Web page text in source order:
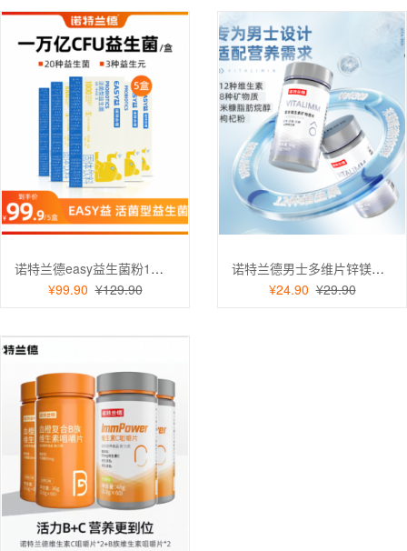
诺特兰德easy益生菌粉1万亿CFU益生菌活菌型成人肠胃益生元 1万亿益生菌 5盒
¥99.90 ¥129.90
诺特兰德男士多维片锌镁片锌硒片复合多种维生素矿物质片vavbvcvd健身运动维矿片 男士多维60g
¥24.90 ¥29.90